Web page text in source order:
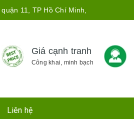
11, TP Hồ Chí Minh,
Giá cạnh tranh
Công khai, minh bạch
Liên hệ